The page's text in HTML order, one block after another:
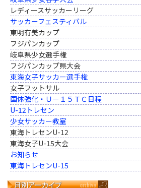
レディースサッカーリーグ
サッカーフェスティバル
東明有美カップ
フジパンカップ
岐阜県少女選手権
フジパンカップ県大会
東海女子サッカー選手権
女子フットサル
国体強化・Ｕ－１５ＴＣ日程
U-12トレセン
少女サッカー教室
東海トレセンU-12
東海女子U-15大会
お知らせ
東海トレセンU-15